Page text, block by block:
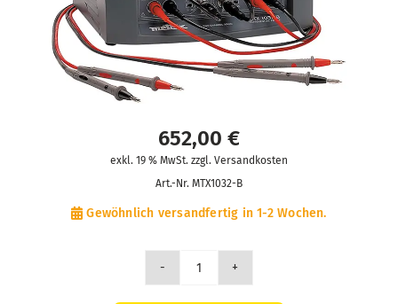
652,00 €
exkl. 19 % MwSt. zzgl. Versandkosten
Art.-Nr. MTX1032-B
Gewöhnlich versandfertig in 1-2 Wochen.
MTX